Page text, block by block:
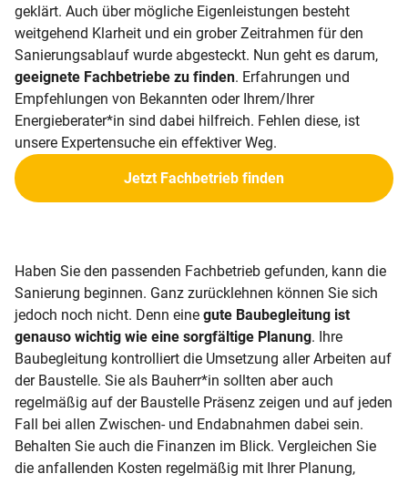
geklärt. Auch über mögliche Eigenleistungen besteht
weitgehend Klarheit und ein grober Zeitrahmen für den
Sanierungsablauf wurde abgesteckt. Nun geht es darum,
geeignete Fachbetriebe zu finden. Erfahrungen und
Empfehlungen von Bekannten oder Ihrem/Ihrer
Energieberater*in sind dabei hilfreich. Fehlen diese, ist
unsere Expertensuche ein effektiver Weg.
Jetzt Fachbetrieb finden
Haben Sie den passenden Fachbetrieb gefunden, kann die
Sanierung beginnen. Ganz zurücklehnen können Sie sich
jedoch noch nicht. Denn eine gute Baubegleitung ist
genauso wichtig wie eine sorgfältige Planung. Ihre
Baubegleitung kontrolliert die Umsetzung aller Arbeiten auf
der Baustelle. Sie als Bauherr*in sollten aber auch
regelmäßig auf der Baustelle Präsenz zeigen und auf jeden
Fall bei allen Zwischen- und Endabnahmen dabei sein.
Behalten Sie auch die Finanzen im Blick. Vergleichen Sie
die anfallenden Kosten regelmäßig mit Ihrer Planung,